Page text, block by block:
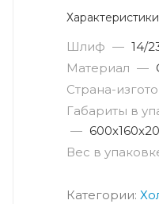
Характеристики
Шлиф — 14/
Материал —
Страна-
Габариты в
—
Вес в
Категории: